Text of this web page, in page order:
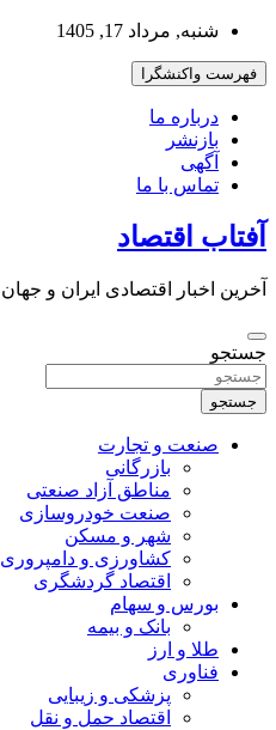
بروید
شنبه, مرداد 17, 1405
فهرست واکنشگرا
درباره ما
بازنشر
آگهی
تماس با ما
آفتاب اقتصاد
آخرین اخبار اقتصادی ایران و جهان
جستجو
جستجو
صنعت و تجارت
بازرگانی
مناطق آزاد صنعتی
صنعت خودروسازی
شهر و مسکن
کشاورزی و دامپروری
اقتصاد گردشگری
بورس و سهام
بانک و بیمه
طلا و ارز
فناوری
پزشکی و زیبایی
اقتصاد حمل و نقل